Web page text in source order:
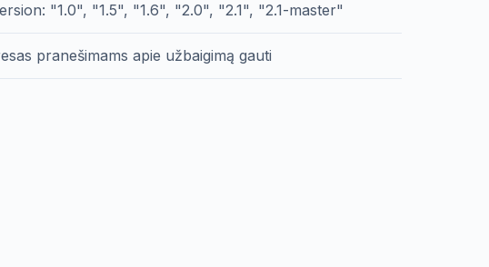
"1.0", "1.5", "1.6", "2.0", "2.1", "2.1-master"
pranešimams apie užbaigimą gauti